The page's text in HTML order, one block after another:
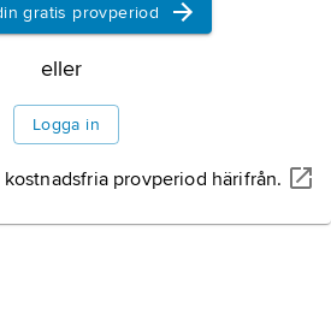
om artikeln
gratis provperiod
eller
Logga in
kostnadsfria provperiod härifrån.